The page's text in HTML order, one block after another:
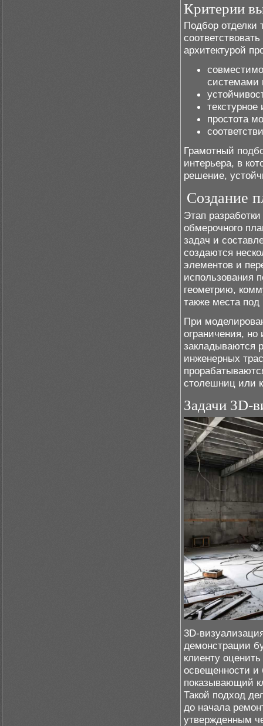
Критерии
Подбор отделки
архитектурой
системами
простота
Грамотный
интерьера, в
решение,
Создание
Этап
обмерочного
задач и
создаются
элементов и
использования
геометрию,
также места
При
ограничения,
закладываются
инженерных
столешниц или
Задачи 3D-
3D-
демонстрации
клиенту
освещенности и
показывающий
Такой подход
до начала
утвержденным